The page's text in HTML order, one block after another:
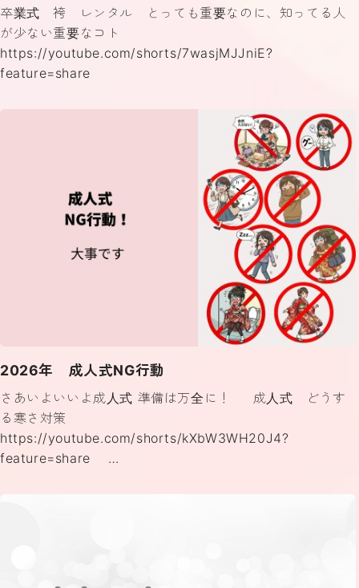
卒業式 袴 レンタル とっても重要なのに、知ってる人
が少ない重要なコト
https://youtube.com/shorts/7wasjMJJniE?
feature=share
2026年 成人式NG行動
さあいよいいよ成人式 準備は万全に！ 成人式 どうす
る寒さ対策
https://youtube.com/shorts/kXbW3WH20J4?
feature=share …